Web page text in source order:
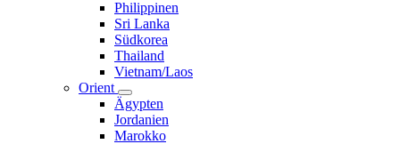
Philippinen
Sri Lanka
Südkorea
Thailand
Vietnam/Laos
Orient
Ägypten
Jordanien
Marokko